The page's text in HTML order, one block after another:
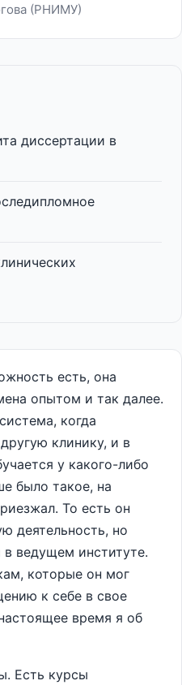
(РНИМУ)
диссертации в
есть, она
опытом и так далее.
когда
клинику, и в
у какого-либо
было такое, на
То есть он
деятельность, но
в ведущем институте.
которые он мог
к себе в свое
время я об
Есть курсы